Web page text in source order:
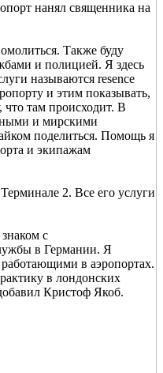
нанял священника на
Также буду
и полицией. Я здесь
называются resence
и этим показывать,
что там происходит. В
и мирскими
поделиться. Помощь я
и экипажам
2. Все его услуги
с
в Германии. Я
в аэропортах.
в лондонских
Кристоф Якоб.